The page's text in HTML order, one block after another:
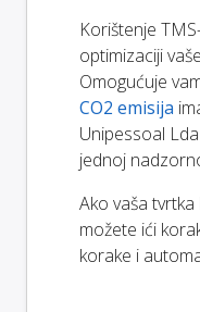
Korištenje
optimizaciji
Omogućuje
CO2 emisija
Unipessoal
jednoj
Ako vaša
možete ići
korake i